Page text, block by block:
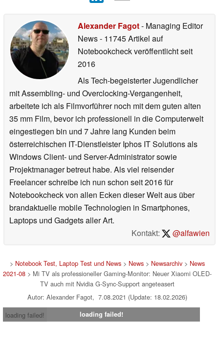
Alexander Fagot- Managing Editor
News- 11745 Artikel auf
Notebookcheck veröffentlichtseit
2016
Als Tech-begeisterter Jugendlicher
mit Assembling- und Overclocking-Vergangenheit,
arbeitete ich als Filmvorführer noch mit dem guten alten
35 mm Film, bevor ich professionell in die Computerwelt
eingestiegen bin und 7 Jahre lang Kunden beim
österreichischen IT-Dienstleister Iphos IT Solutions als
Windows Client- und Server-Administrator sowie
Projektmanager betreut habe. Als viel reisender
Freelancer schreibe ich nun schon seit 2016 für
Notebookcheck von allen Ecken dieser Welt aus über
brandaktuelle mobile Technologien in Smartphones,
Laptops und Gadgets aller Art.
Kontakt:
@alfawien
> Notebook Test, Laptop Test und News> News> Newsarchiv> News
2021-08> Mi TV als professioneller Gaming-Monitor: Neuer Xiaomi OLED-
TV auch mit Nvidia G-Sync-Support angeteasert
Autor: Alexander Fagot, 7.08.2021 (Update: 18.02.2026)
loading failed!
loading failed!